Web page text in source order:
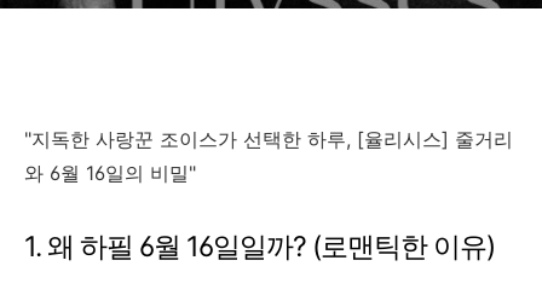
"지독한 사랑꾼 조이스가 선택한 하루, [율리시스] 줄거리
와 6월 16일의 비밀"
1. 왜 하필 6월 16일일까? (로맨틱한 이유)